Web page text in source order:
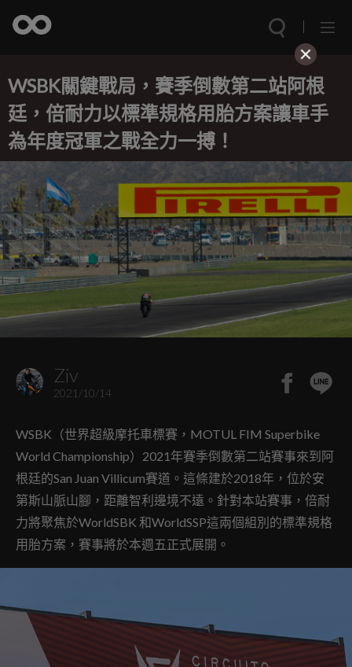
WSBK關鍵戰局，賽季倒數第二站阿根
廷，倍耐力以標準規格用胎方案讓車手
為年度冠軍之戰全力一搏！
Ziv
2021/10/14
WSBK（世界超級摩托車標賽，MOTUL FIM Superbike
World Championship）2021年賽季倒數第二站賽事來到阿
根廷的San Juan Villicum賽道。這條建於2018年，位於安
第斯山脈山腳，距離智利邊境不遠。針對本站賽事，倍耐
力將聚焦於WorldSBK 和WorldSSP這兩個組別的標準規格
用胎方案，賽事將於本週五正式展開。